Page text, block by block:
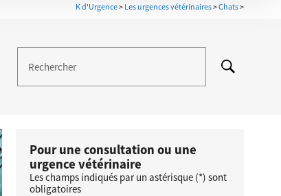
K d'Urgence>Les urgences vétérinaires>Chats>
Rechercher
Pour une consultation ou une
urgence vétérinaire
Les champs indiqués par un astérisque (*) sont
obligatoires